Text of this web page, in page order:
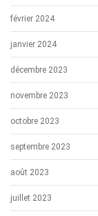
février 2024
janvier 2024
décembre 2023
novembre 2023
octobre 2023
septembre 2023
août 2023
juillet 2023